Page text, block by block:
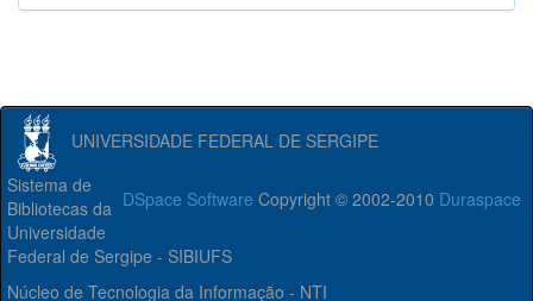
UNIVERSIDADE FEDERAL DE SERGIPE
DSpace Software Copyright © 2002-2010 Duraspace
Sistema de
Bibliotecas da
Universidade
Federal de Sergipe - SIBIUFS
Núcleo de Tecnologia da Informação - NTI